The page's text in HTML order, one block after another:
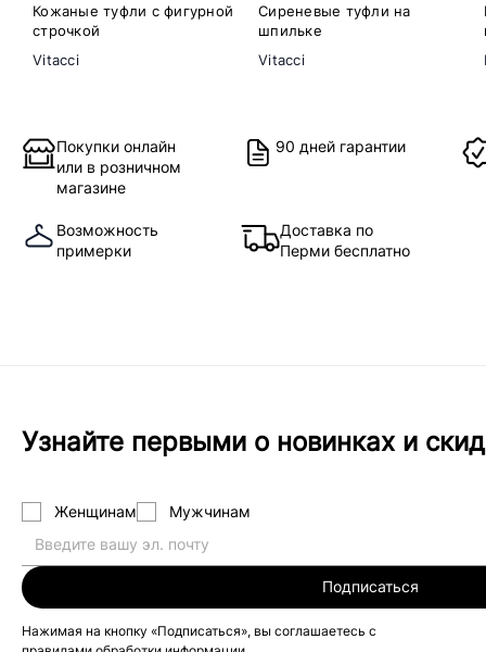
Кожаные туфли с фигурной
строчкой
Vitacci
Сиреневые туфли на
шпильке
Vitacci
Покупки онлайн
или в розничном
магазине
90 дней гарантии
Возможность
примерки
Доставка по
Перми бесплатно
Узнайте первыми о новинках и
Женщинам Мужчинам
Подписаться
Нажимая на кнопку «Подписаться», вы соглашаетесь с